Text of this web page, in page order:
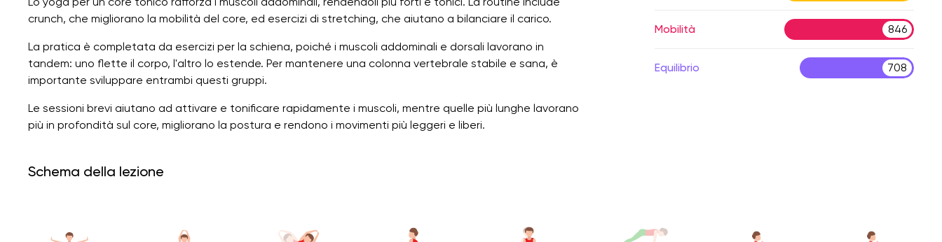
crunch, che migliorano la mobilità del core, ed esercizi di stretching, che aiutano a bilanciare il carico.
La pratica è completata da esercizi per la schiena, poiché i muscoli addominali e dorsali lavorano in
tandem: uno flette il corpo, l'altro lo estende. Per mantenere una colonna vertebrale stabile e sana, è
importante sviluppare entrambi questi gruppi.
Le sessioni brevi aiutano ad attivare e tonificare rapidamente i muscoli, mentre quelle più lunghe lavorano
più in profondità sul core, migliorano la postura e rendono i movimenti più leggeri e liberi.
Mobilità 846
Equilibrio 708
Schema della lezione